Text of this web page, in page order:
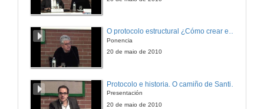
O protocolo estructural ¿Cómo crear espacios onde celebrar acontecimentos?
Ponencia
20 de maio de 2010
Presentación
20 de maio de 2010